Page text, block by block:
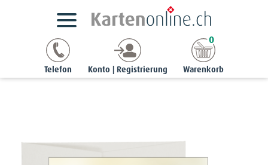
Telefon Konto | Registrierung Warenkorb
0
Ereigniskarte «gute Besserung» - Sonnenblume